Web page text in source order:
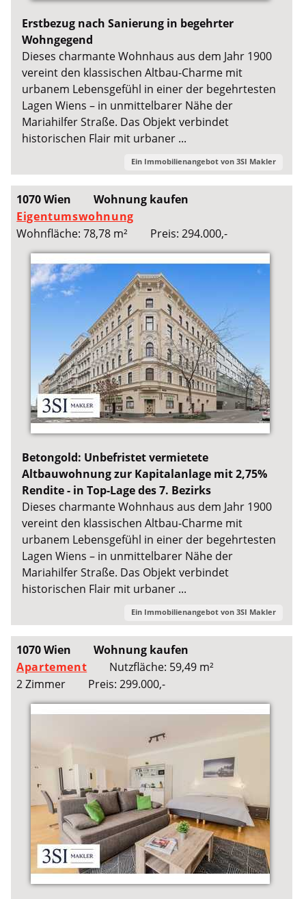
Erstbezug nach Sanierung in begehrter
Wohngegend
Dieses charmante Wohnhaus aus dem Jahr 1900
vereint den klassischen Altbau-Charme mit
urbanem Lebensgefühl in einer der begehrtesten
Lagen Wiens – in unmittelbarer Nähe der
Mariahilfer Straße. Das Objekt verbindet
historischen Flair mit urbaner ...
Ein Immobilienangebot von 3SI Makler
1070 Wien
Wohnung kaufen
Eigentumswohnung
Wohnfläche: 78,78 m²
Preis: 294.000,-
Betongold: Unbefristet vermietete
Altbauwohnung zur Kapitalanlage mit 2,75%
Rendite - in Top-Lage des 7. Bezirks
Dieses charmante Wohnhaus aus dem Jahr 1900
vereint den klassischen Altbau-Charme mit
urbanem Lebensgefühl in einer der begehrtesten
Lagen Wiens – in unmittelbarer Nähe der
Mariahilfer Straße. Das Objekt verbindet
historischen Flair mit urbaner ...
Ein Immobilienangebot von 3SI Makler
1070 Wien
Wohnung kaufen
Apartement
Nutzfläche: 59,49 m²
2 Zimmer
Preis: 299.000,-